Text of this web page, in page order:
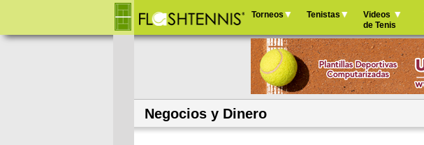
principal
Torneos Tenistas
Videos
de Tenis
Negocios y Dinero